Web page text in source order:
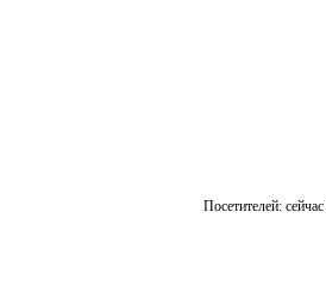
Посетителей: сейчас